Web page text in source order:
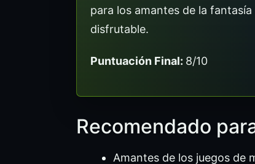
para los amantes de la
disfrutable.
Puntuación Final: 8/10
Recomendado
Amantes de los juegos de